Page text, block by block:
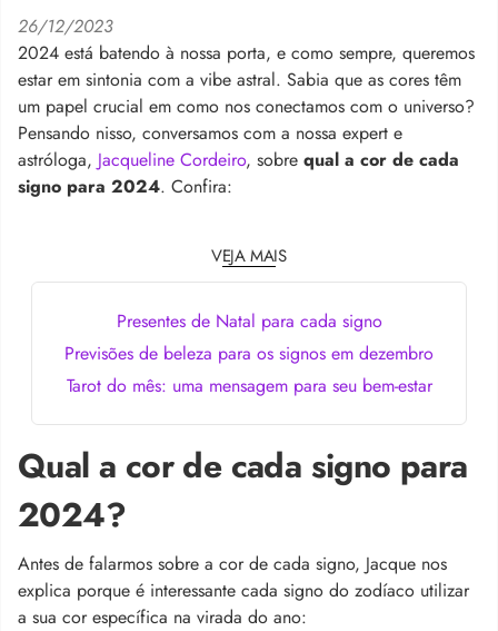
26/12/2023
2024 está batendo à nossa porta, e como sempre, queremos
estar em sintonia com a vibe astral. Sabia que as cores têm
um papel crucial em como nos conectamos com o universo?
Pensando nisso, conversamos com a nossa expert e
astróloga, Jacqueline Cordeiro, sobre qual a cor de cada
signo para 2024. Confira:
VEJA MAIS
Presentes de Natal para cada signo
Previsões de beleza para os signos em dezembro
Tarot do mês: uma mensagem para seu bem-estar
Qual a cor de cada signo para
2024?
Antes de falarmos sobre a cor de cada signo, Jacque nos
explica porque é interessante cada signo do zodíaco utilizar
a sua cor específica na virada do ano: